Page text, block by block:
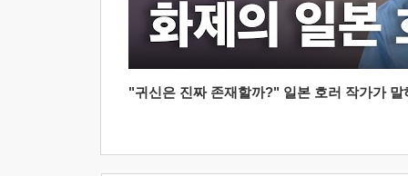
"귀신은 진짜 존재할까?" 일본 호러 작가가